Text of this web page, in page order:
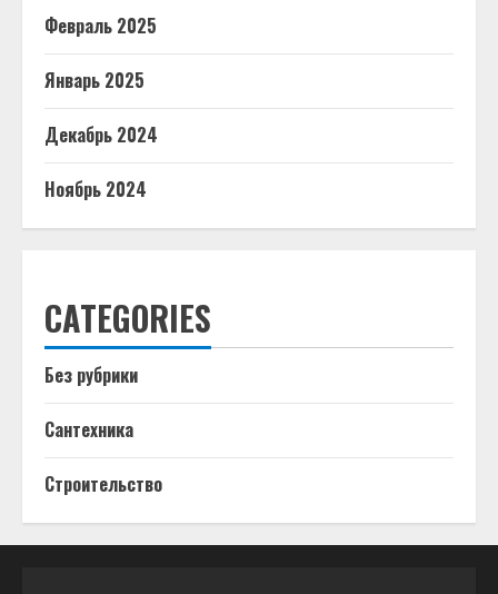
Февраль 2025
Январь 2025
Декабрь 2024
Ноябрь 2024
CATEGORIES
Без рубрики
Сантехника
Строительство